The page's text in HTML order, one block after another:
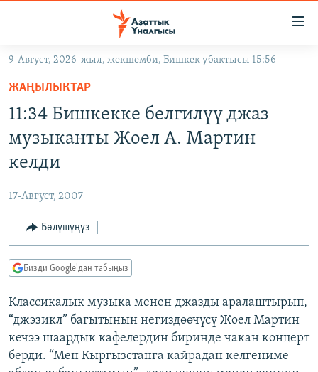
Навигацияга
өтүңүз
салыңыз
МАДАНИЯТ
УКРАИНА
ТВ ПРОГРАММАЛАР
БҮГҮН АЗАТТЫКТА
ДАНИСТЕ
АЗАТТЫК+
ПОДКАСТ
9-Август, 2026-жыл, жекшемби, Бишкек убактысы 15:56
ЖАҢЫЛЫКТАР
11:34 Бишкекке белгилүү джаз
музыканты Жоел А. Мартин
келди
17-Август, 2007
Бөлүшүңүз
Бизди Google'дан табыңыз
Классикалык музыка менен джазды аралаштырып,
“джэзикл” багытынын негиздөөчүсү Жоел Мартин
кечээ шаардык кафелердин биринде чакан концерт
берди. “Мен Кыргызстанга кайрадан келгениме